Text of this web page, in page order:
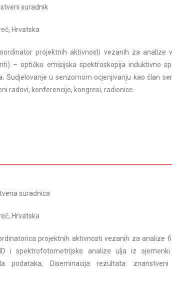
suradnik
Hrvatska
projektnih aktivnosti vezanih za analize
– optičko emisijska spektroskopija induktivno
Sudjelovanje u senzornom ocjenjivanju kao član
radovi, konferencije, kongresi, radionice.
suradnica
Hrvatska
projektnih aktivnosti vezanih za analize
i spektrofotometrijske analize ulja iz sjemenki
podataka; Diseminacija rezultata: znanstveni